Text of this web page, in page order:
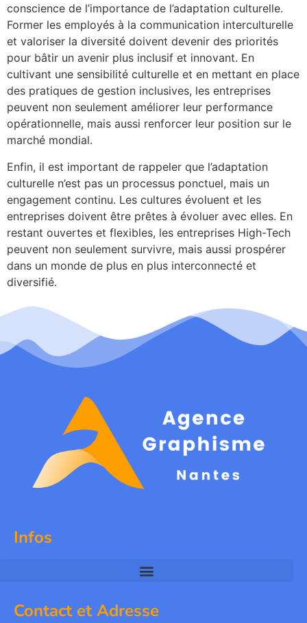
conscience de l’importance de l’adaptation culturelle.
Former les employés à la communication interculturelle
et valoriser la diversité doivent devenir des priorités
pour bâtir un avenir plus inclusif et innovant. En
cultivant une sensibilité culturelle et en mettant en place
des pratiques de gestion inclusives, les entreprises
peuvent non seulement améliorer leur performance
opérationnelle, mais aussi renforcer leur position sur le
marché mondial.
Enfin, il est important de rappeler que l’adaptation
culturelle n’est pas un processus ponctuel, mais un
engagement continu. Les cultures évoluent et les
entreprises doivent être prêtes à évoluer avec elles. En
restant ouvertes et flexibles, les entreprises High-Tech
peuvent non seulement survivre, mais aussi prospérer
dans un monde de plus en plus interconnecté et
diversifié.
Infos
Contact et Adresse